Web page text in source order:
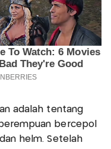
adalah tentang
bercepol
helm. Setelah